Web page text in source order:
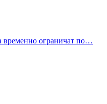
временно ограничат по…